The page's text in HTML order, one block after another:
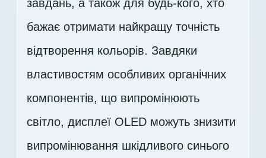
завдань, а також для будь-кого, хто
бажає отримати найкращу точність
відтворення кольорів. Завдяки
властивостям особливих органічних
компонентів, що випромінюють
світло, дисплеї OLED можуть знизити
випромінювання шкідливого синього